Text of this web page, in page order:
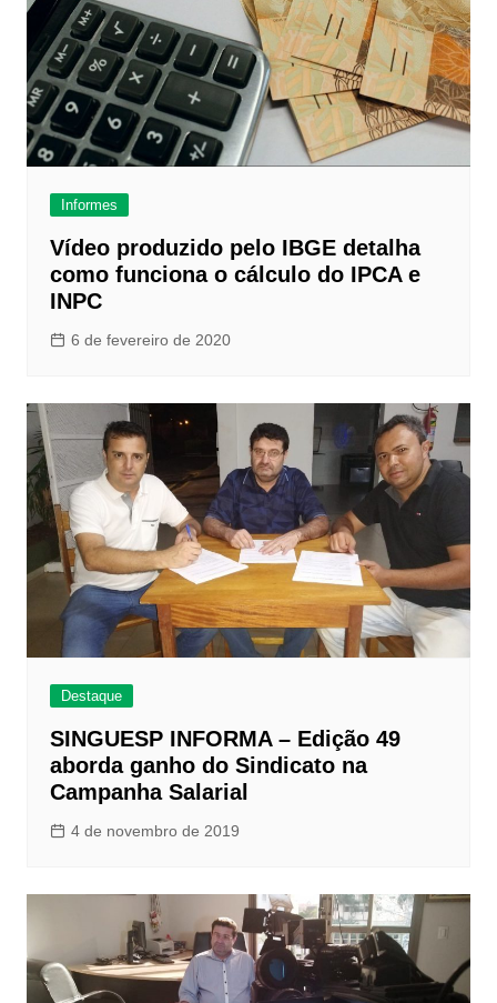
Informes
Vídeo produzido pelo IBGE detalha
como funciona o cálculo do IPCA e
INPC
6 de fevereiro de 2020
Destaque
SINGUESP INFORMA – Edição 49
aborda ganho do Sindicato na
Campanha Salarial
4 de novembro de 2019